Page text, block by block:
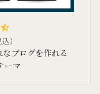
）
ブログを作れる
ーマ